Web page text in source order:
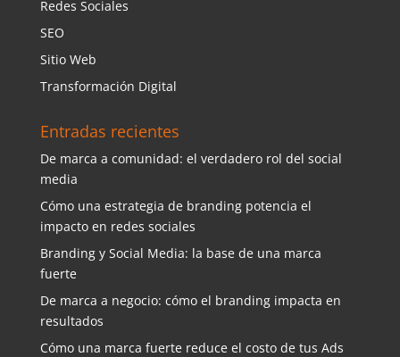
Redes Sociales
SEO
Sitio Web
Transformación Digital
Entradas recientes
De marca a comunidad: el verdadero rol del social
media
Cómo una estrategia de branding potencia el
impacto en redes sociales
Branding y Social Media: la base de una marca
fuerte
De marca a negocio: cómo el branding impacta en
resultados
Cómo una marca fuerte reduce el costo de tus Ads